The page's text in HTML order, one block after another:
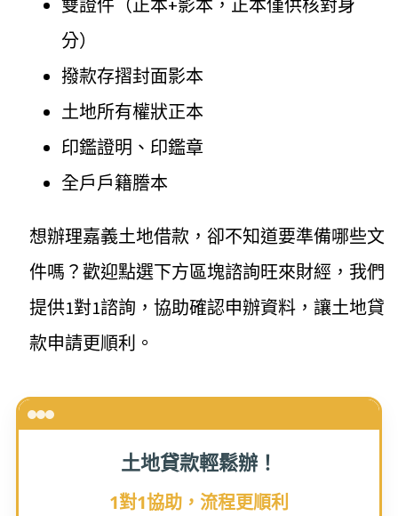
雙證件（正本+影本，正本僅供核對身
分）
撥款存摺封面影本
土地所有權狀正本
印鑑證明、印鑑章
全戶戶籍謄本
想辦理嘉義土地借款，卻不知道要準備哪些文
件嗎？歡迎點選下方區塊諮詢旺來財經，我們
提供1對1諮詢，協助確認申辦資料，讓土地貸
款申請更順利。
土地貸款輕鬆辦！
1對1協助，流程更順利